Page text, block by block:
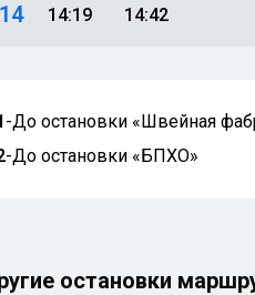
14 14:19 14:42
-До остановки «Швейная
-До остановки «БПХО»
остановки